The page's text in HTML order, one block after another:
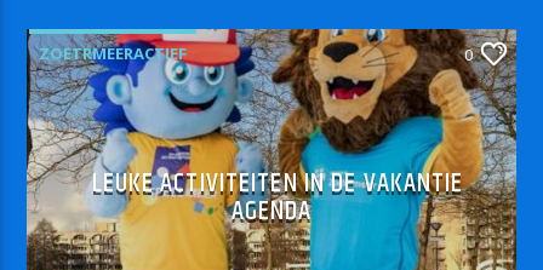
ZOETRMEERACTIEF 0
LEUKE ACTIVITEITEN IN DE VAKANTIE
AGENDA